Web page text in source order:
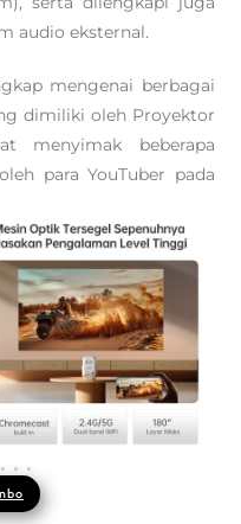
audio eksternal.
mengenai berbagai
dimiliki oleh Proyektor
menyimak beberapa
para YouTuber pada